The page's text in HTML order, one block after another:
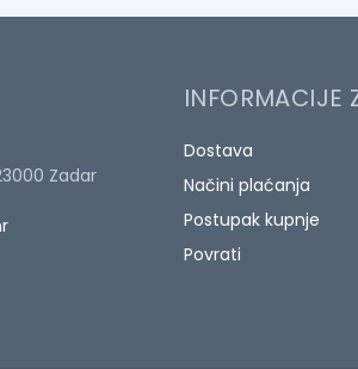
Zadar
INFORMACIJE
Dostava
Načini plaćanja
Postupak kupnje
Povrati